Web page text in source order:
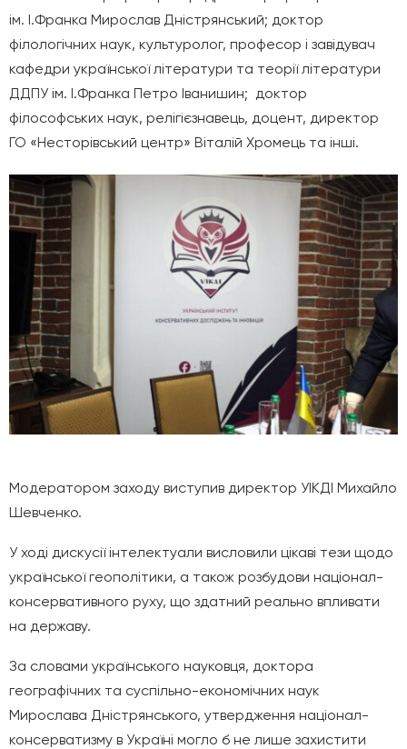
ім. І.Франка Мирослав Дністрянський; доктор
філологічних наук, культуролог, професор і завідувач
кафедри української літератури та теорії літератури
ДДПУ ім. І.Франка Петро Іванишин; доктор
філософських наук, релігієзнавець, доцент, директор
ГО «Несторівський центр» Віталій Хромець та інші.
Модератором заходу виступив директор УІКДІ Михайло
Шевченко.
У ході дискусії інтелектуали висловили цікаві тези щодо
української геополітики, а також розбудови націонал-
консервативного руху, що здатний реально впливати
на державу.
За словами українського науковця, доктора
географічних та суспільно-економічних наук
Мирослава Дністрянського, утвердження націонал-
консерватизму в Україні могло б не лише захистити